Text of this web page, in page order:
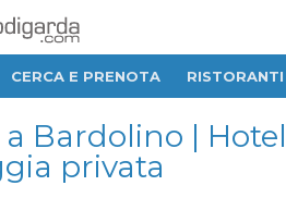
CERCA E PRENOTA RISTORANTI
a Bardolino |
privata